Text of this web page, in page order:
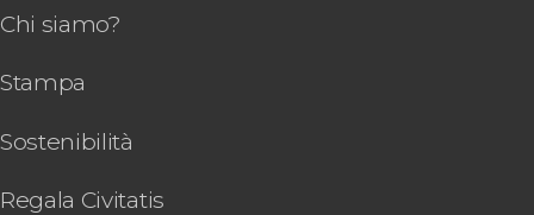
Top of The Rock
Musical di Broadway a New York
Biglietti per l'NBA a New York
Bus turistici di New York
Tour di Harlem e messa Gospel
Escursione alle Cascate del Niagara
Naturale
Biglietti per il MoMA
Chi siamo?
Stampa
Sostenibilità
Regala Civitatis